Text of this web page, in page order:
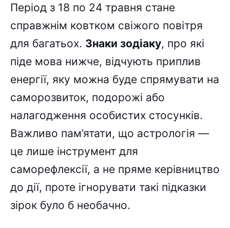
Період з 18 по 24 травня стане
справжнім ковтком свіжого повітря
для багатьох. Знаки зодіаку, про які
піде мова нижче, відчують приплив
енергії, яку можна буде спрямувати на
саморозвиток, подорожі або
налагодження особистих стосунків.
Важливо пам’ятати, що астрологія —
це лише інструмент для
саморефлексії, а не пряме керівництво
до дії, проте ігнорувати такі підказки
зірок було б необачно.